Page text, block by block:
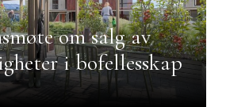
om salg av
i bofellesskap